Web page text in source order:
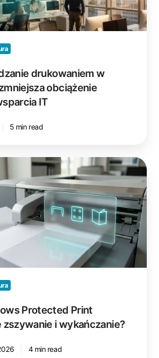
drukowaniem w
obciążenie
IT
5 min read
Protected Print
zszywanie i wykańczanie?
4 min read